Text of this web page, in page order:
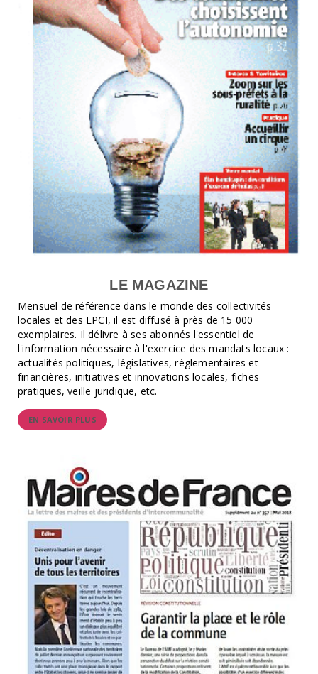
LE MAGAZINE
Mensuel de référence dans le monde des collectivités
locales et des EPCI, il est diffusé à près de 15 000
exemplaires. Il délivre à ses abonnés l'essentiel de
l'information nécessaire à l'exercice des mandats locaux :
actualités politiques, législatives, règlementaires et
financières, initiatives et innovations locales, fiches
pratiques, veille juridique, etc.
EN SAVOIR PLUS